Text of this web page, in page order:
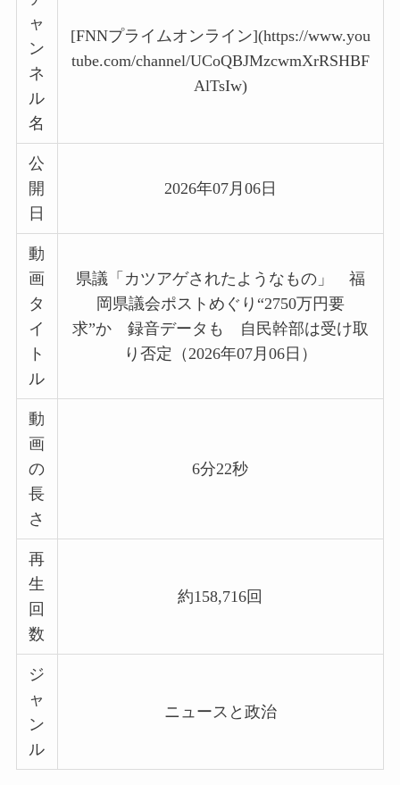
ャ
ン
ネ
ル
名
[FNNプライムオンライン](https://www.you
tube.com/channel/UCoQBJMzcwmXrRSHBF
AlTsIw)
公
開
日
2026年07月06日
動
画
タ
イ
ト
ル
県議「カツアゲされたようなもの」 福
岡県議会ポストめぐり“2750万円要
求”か 録音データも 自民幹部は受け取
り否定（2026年07月06日）
動
画
の
長
さ
6分22秒
再
生
回
数
約158,716回
ジ
ャ
ン
ル
ニュースと政治